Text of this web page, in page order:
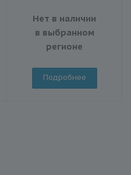
Нет в наличии
в выбранном
регионе
Подробнее